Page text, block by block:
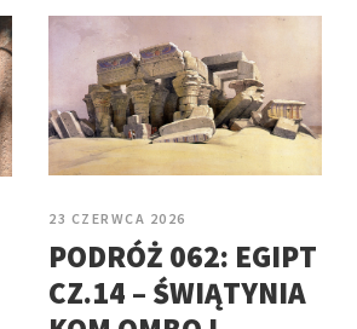
23 CZERWCA 2026
PODRÓŻ 062: EGIPT
CZ.14 – ŚWIĄTYNIA